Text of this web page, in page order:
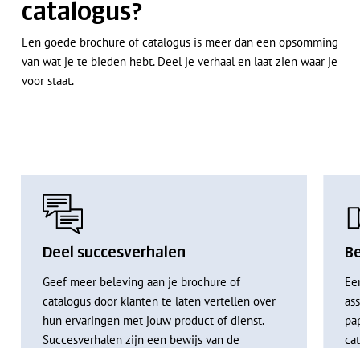
catalogus?
Een goede brochure of catalogus is meer dan een opsomming
van wat je te bieden hebt. Deel je verhaal en laat zien waar je
voor staat.
Deel succesverhalen
Geef meer beleving aan je brochure of
catalogus door klanten te laten vertellen over
hun ervaringen met jouw product of dienst.
Succesverhalen zijn een bewijs van de